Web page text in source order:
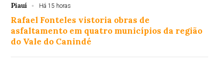
Piauí Há 15 horas
Rafael Fonteles vistoria obras de
asfaltamento em quatro municípios da região
do Vale do Canindé